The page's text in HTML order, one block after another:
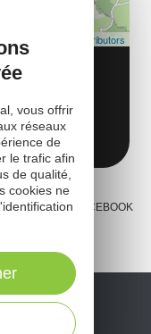
OpenStreetMap contributors
FACEBOOK
vous offrir
réseaux
de
le trafic afin
de qualité,
cookies ne